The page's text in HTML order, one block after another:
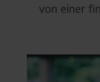
von einer